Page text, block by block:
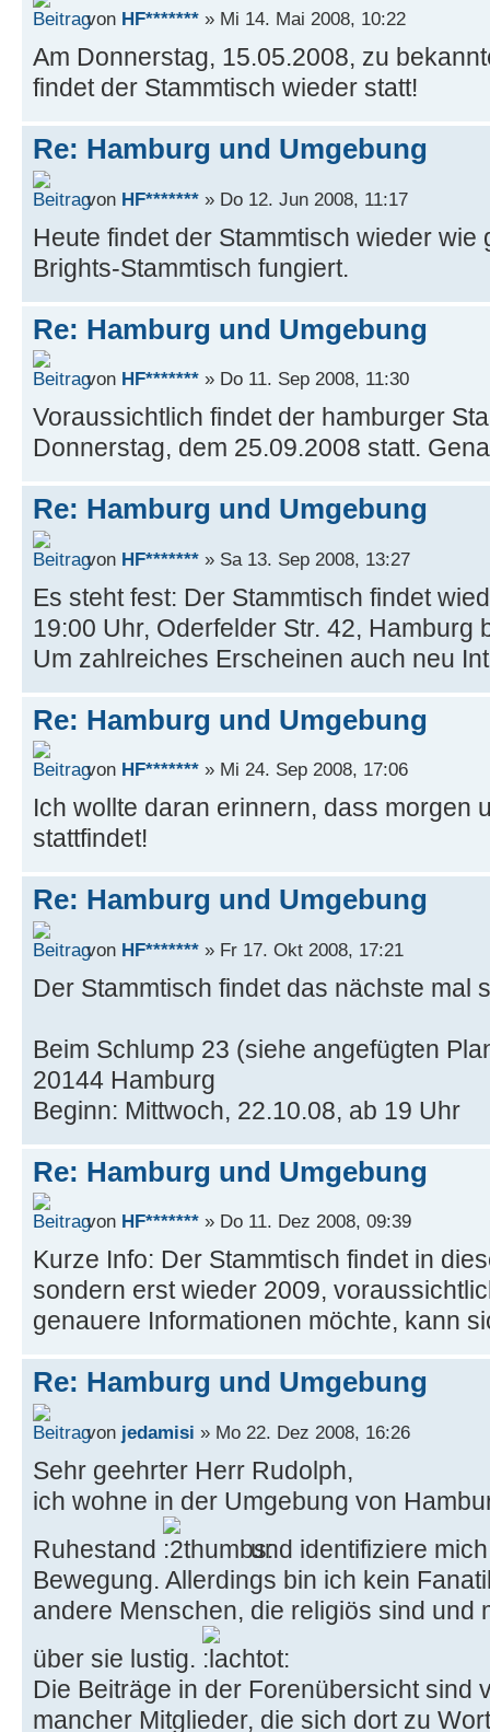
von HF******* » Mi 14. Mai 2008, 10:22
Am Donnerstag, 15.05.2008, zu
findet der Stammtisch wieder statt!
Re: Hamburg und Umgebung
von HF******* » Do 12. Jun 2008, 11:17
Heute findet der Stammtisch wieder
Brights-Stammtisch fungiert.
Re: Hamburg und Umgebung
von HF******* » Do 11. Sep 2008, 11:30
Voraussichtlich findet der hamburger
Donnerstag, dem 25.09.2008 statt.
Re: Hamburg und Umgebung
von HF******* » Sa 13. Sep 2008, 13:27
Es steht fest: Der Stammtisch findet
19:00 Uhr, Oderfelder Str. 42, Hamburg
Um zahlreiches Erscheinen auch neu
Re: Hamburg und Umgebung
von HF******* » Mi 24. Sep 2008, 17:06
Ich wollte daran erinnern, dass morgen
stattfindet!
Re: Hamburg und Umgebung
von HF******* » Fr 17. Okt 2008, 17:21
Der Stammtisch findet das nächste mal
Beim Schlump 23 (siehe angefügten
20144 Hamburg
Beginn: Mittwoch, 22.10.08, ab 19 Uhr
Re: Hamburg und Umgebung
von HF******* » Do 11. Dez 2008, 09:39
Kurze Info: Der Stammtisch findet in
sondern erst wieder 2009,
genauere Informationen möchte, kann
Re: Hamburg und Umgebung
von jedamisi » Mo 22. Dez 2008, 16:26
Sehr geehrter Herr Rudolph,
ich wohne in der Umgebung von
Ruhestand
und identifiziere
Bewegung. Allerdings bin ich kein
andere Menschen, die religiös sind und
über sie lustig.
Die Beiträge in der Forenübersicht sind
mancher Mitglieder, die sich dort zu